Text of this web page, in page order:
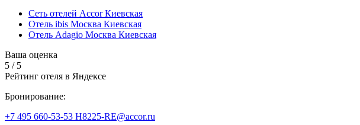
Сеть отелей Accor Киевская
Отель ibis Москва Киевская
Отель Adagio Москва Киевская
Ваша оценка
5 / 5
Рейтинг отеля в Яндексе
Бронирование:
+7 495 660-53-53 H8225-RE@accor.ru